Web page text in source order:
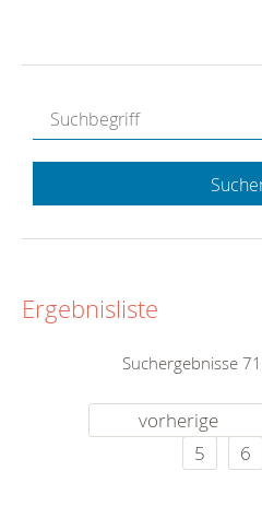
Ergebnisliste
Suchergebnisse
vorherige
5
6